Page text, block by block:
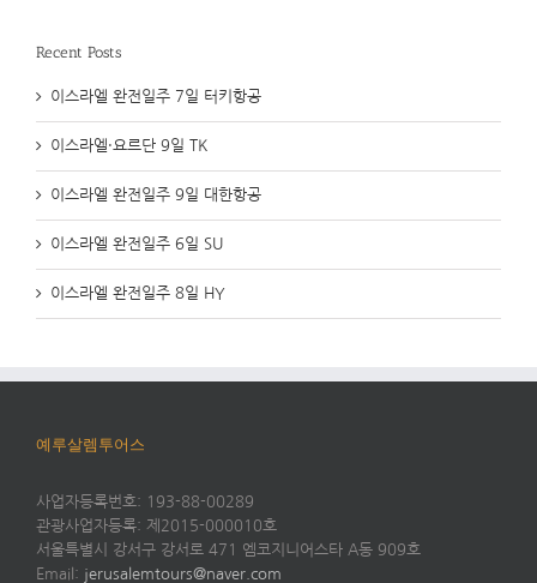
Recent Posts
이스라엘 완전일주 7일 터키항공
이스라엘·요르단 9일 TK
이스라엘 완전일주 9일 대한항공
이스라엘 완전일주 6일 SU
이스라엘 완전일주 8일 HY
예루살렘투어스
사업자등록번호: 193-88-00289
관광사업자등록: 제2015-000010호
서울특별시 강서구 강서로 471 엠코지니어스타 A동 909호
Email: jerusalemtours@naver.com